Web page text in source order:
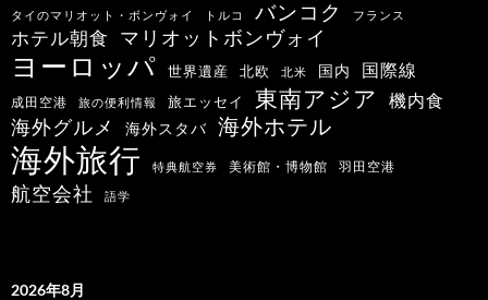
タイのマリオット・ボンヴォイ トルコ バンコク フランス
ホテル朝食 マリオットボンヴォイ
ヨーロッパ 世界遺産 北欧 北米 国内 国際線
成田空港 旅の便利情報 旅エッセイ 東南アジア 機内食
海外グルメ 海外スタバ 海外ホテル
海外旅行 特典航空券 美術館・博物館 羽田空港
航空会社 語学
2026年8月